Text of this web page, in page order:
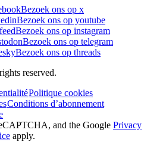
Bezoek ons op x
Bezoek ons op youtube
Bezoek ons op instagram
Bezoek ons op telegram
Bezoek ons op threads
reserved.
Politique cookies
Conditions d’abonnement
and the Google Privacy
apply.